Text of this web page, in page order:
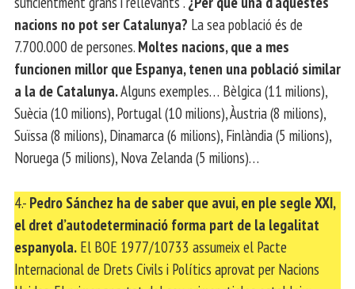
nacions no pot ser Catalunya? La sea població és de
7.700.000 de persones. Moltes nacions, que a mes
funcionen millor que Espanya, tenen una població similar
a la de Catalunya.Alguns exemples… Bèlgica (11 milions),
Suècia (10 milions), Portugal (10 milions), Àustria (8 milions),
Suïssa (8 milions), Dinamarca (6 milions), Finlàndia (5 milions),
Noruega (5 milions), Nova Zelanda (5 milions)…
4.- Pedro Sánchez ha de saber que avui, en ple segle XXI,
el dret d’autodeterminació forma part de la legalitat
espanyola. El BOE 1977/10733 assumeix el Pacte
Internacional de Drets Civils i Polítics aprovat per Nacions